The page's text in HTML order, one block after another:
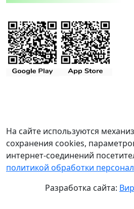
На сайте используются
сохранения cookies,
интернет-соединений
политикой обработки
Разработка сайта: